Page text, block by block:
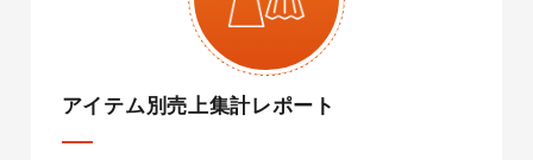
アイテム別売上集計レポート